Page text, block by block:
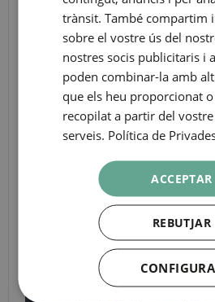
TAPES &
trànsit. També compartim
sobre el vostre ús del
nostres socis publicitaris i
poden combinar-la amb
que els heu proporcionat
recopilat a partir del
serveis. Política de
ACCEPTAR
REBUTJAR